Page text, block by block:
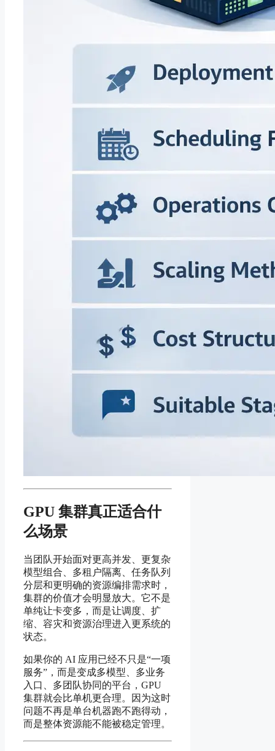
GPU 集群真正适合什
么场景
当团队开始面对更高并发、更复杂
模型组合、多租户隔离、任务队列
分层和更明确的资源编排需求时，
集群的价值才会明显放大。它不是
单纯让卡变多，而是让调度、扩
缩、容灾和资源治理进入更系统的
状态。
如果你的 AI 应用已经不只是“一项
服务”，而是变成多模型、多业务
入口、多团队协同的平台，GPU
集群就会比单机更合理。因为这时
问题不再是单台机器跑不跑得动，
而是整体资源能不能被稳定管理。